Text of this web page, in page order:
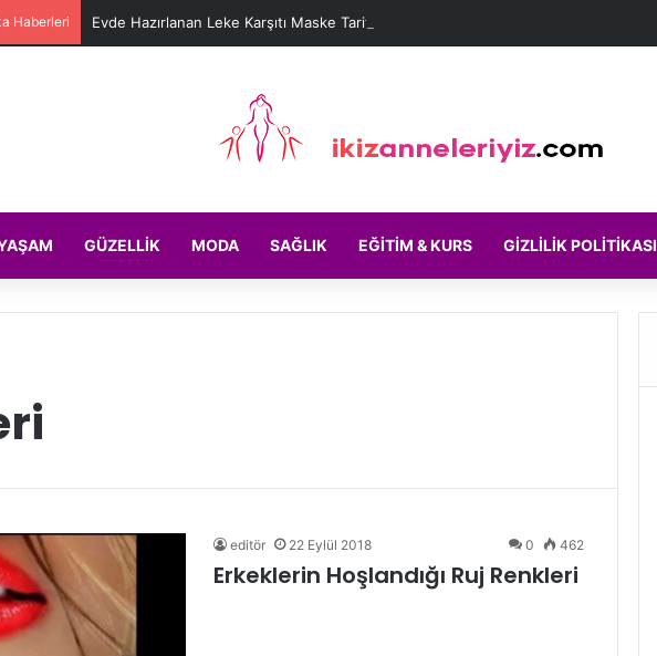
Haberleri Evde Hazırlanan Leke Karşıtı Maske Tarifleri
GÜZELLIK MODA SAĞLIK EĞITIM & KURS GIZLILIK POLITIKASI
editör 22 Eylül 2018 0 462
Erkeklerin Hoşlandığı Ruj Renkleri